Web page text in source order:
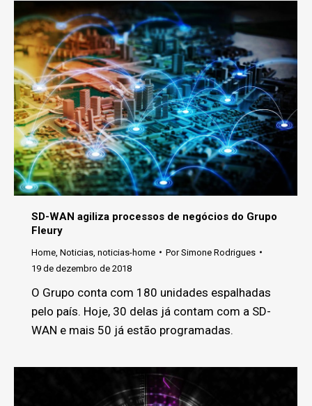
SD-WAN agiliza processos de negócios do Grupo
Fleury
Home Noticias noticias-home PorSimone Rodrigues
19 de dezembro de 2018
O Grupo conta com 180 unidades espalhadas
pelo país. Hoje, 30 delas já contam com a SD-
WAN e mais 50 já estão programadas.